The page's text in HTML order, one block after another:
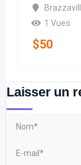
1 Vues
$50
Laisser un